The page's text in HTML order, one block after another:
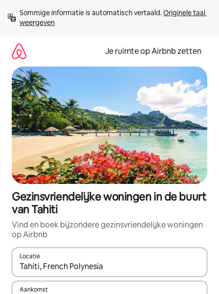
direct
naar
Sommige informatie is automatisch vertaald. Originele taal
weergeven
Je ruimte op Airbnb zetten
Gezinsvriendelijke woningen in de buurt
van Tahiti
Vind en boek bijzondere gezinsvriendelijke woningen
op Airbnb
Locatie
Wanneer er suggesties beschikbaar zijn, maak je een keuze
Aankomst